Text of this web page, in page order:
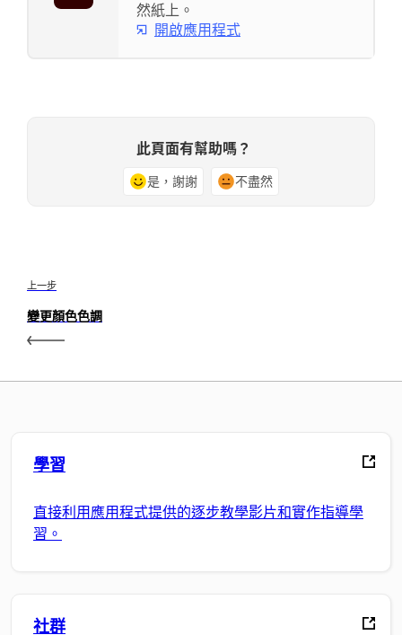
然紙上。
開啟應用程式
此頁面有幫助嗎？
是，謝謝 不盡然
上一步
變更顏色色調
學習
直接利用應用程式提供的逐步教學影片和實作指導學
習。
社群